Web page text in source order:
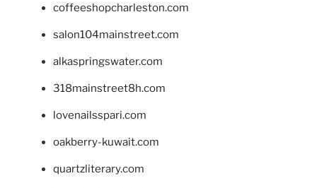
coffeeshopcharleston.com
salon104mainstreet.com
alkaspringswater.com
318mainstreet8h.com
lovenailsspari.com
oakberry-kuwait.com
quartzliterary.com